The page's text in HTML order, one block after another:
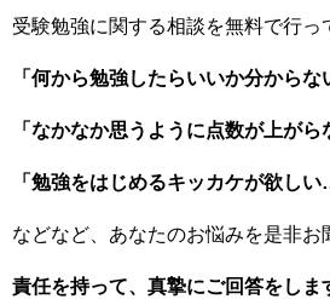
受験勉強に関する相談を無料で行っ
「何から勉強したらいいか分からな
「なかなか思うように点数が上がら
「勉強をはじめるキッカケが欲しい
などなど、あなたのお悩みを是非お
責任を持って、真摯にご回答をしま